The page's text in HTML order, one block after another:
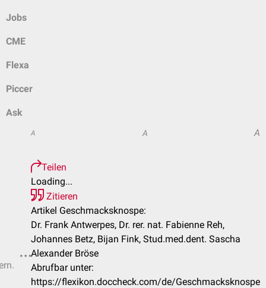
Jobs
CME
Flexa
Piccer
Ask
A A A
Teilen
Loading...
Zitieren
Artikel Geschmacksknospe:
Dr. Frank Antwerpes, Dr. rer. nat. Fabienne Reh,
Johannes Betz, Bijan Fink, Stud.med.dent. Sascha
Alexander Bröse
Abrufbar unter:
https://flexikon.doccheck.com/de/Geschmacksknospe